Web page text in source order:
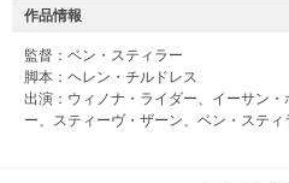
作品情報
監督：ベン・スティラー
脚本：ヘレン・チルドレス
出演：ウィノナ・ライダー、イーサン
ー、スティーヴ・ザーン、ベン・スティ